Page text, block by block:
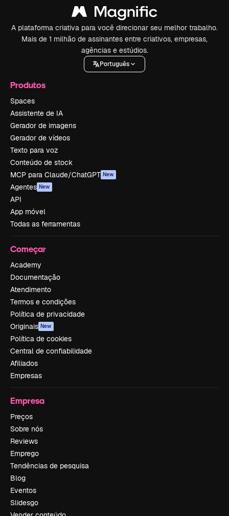
A plataforma criativa para você direcionar seu melhor trabalho.
Mais de 1 milhão de assinantes entre criativos, empresas,
agências e estúdios.
Português
Produtos
Spaces
Assistente de IA
Gerador de imagens
Gerador de vídeos
Texto para voz
Conteúdo de stock
MCP para Claude/ChatGPT New
Agentes New
API
App móvel
Todas as ferramentas
Começar
Academy
Documentação
Atendimento
Termos e condições
Política de privacidade
Originais New
Política de cookies
Central de confiabilidade
Afiliados
Empresas
Empresa
Preços
Sobre nós
Reviews
Emprego
Tendências de pesquisa
Blog
Eventos
Slidesgo